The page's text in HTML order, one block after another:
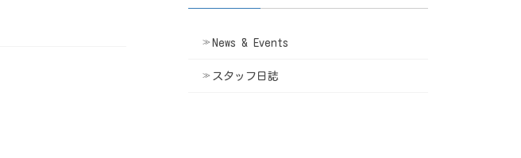
News & Events
スタッフ日誌